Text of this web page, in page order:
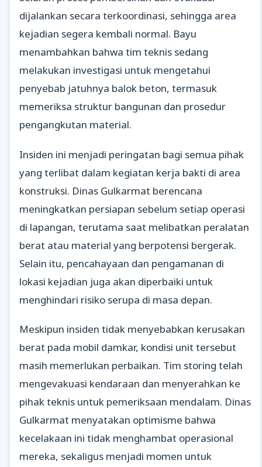
dijalankan secara terkoordinasi, sehingga area
kejadian segera kembali normal. Bayu
menambahkan bahwa tim teknis sedang
melakukan investigasi untuk mengetahui
penyebab jatuhnya balok beton, termasuk
memeriksa struktur bangunan dan prosedur
pengangkutan material.
Insiden ini menjadi peringatan bagi semua pihak
yang terlibat dalam kegiatan kerja bakti di area
konstruksi. Dinas Gulkarmat berencana
meningkatkan persiapan sebelum setiap operasi
di lapangan, terutama saat melibatkan peralatan
berat atau material yang berpotensi bergerak.
Selain itu, pencahayaan dan pengamanan di
lokasi kejadian juga akan diperbaiki untuk
menghindari risiko serupa di masa depan.
Meskipun insiden tidak menyebabkan kerusakan
berat pada mobil damkar, kondisi unit tersebut
masih memerlukan perbaikan. Tim storing telah
mengevakuasi kendaraan dan menyerahkan ke
pihak teknis untuk pemeriksaan mendalam. Dinas
Gulkarmat menyatakan optimisme bahwa
kecelakaan ini tidak menghambat operasional
mereka, sekaligus menjadi momen untuk